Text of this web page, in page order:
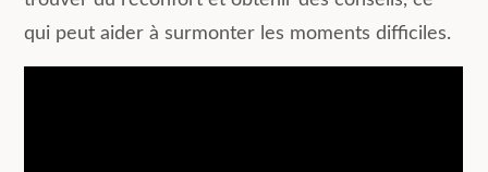
qui peut aider à surmonter les moments difficiles.